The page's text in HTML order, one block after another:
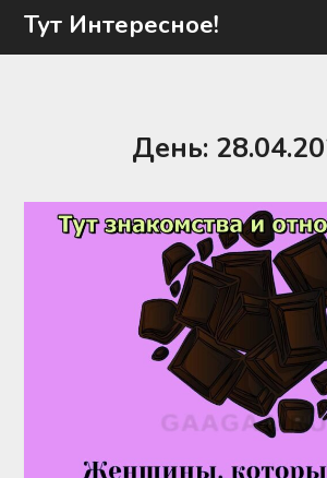
Перейти
Тут Интересное!
День: